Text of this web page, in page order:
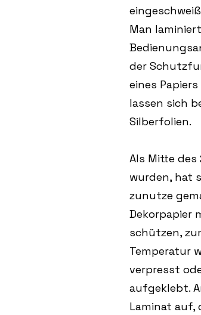
Man
der
eines
lassen sich
Silberfolien.
Als Mitte
wurden, hat
zunutze
Dekorpapier
schützen,
Temperatur
verpresst
aufgeklebt.
Laminat